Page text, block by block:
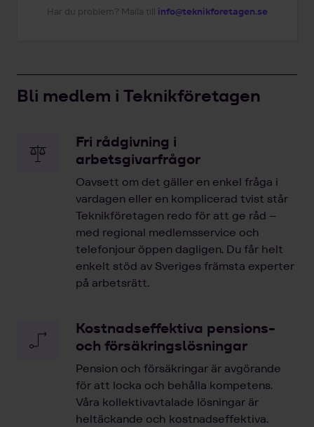
Har du problem? Maila till info@teknikforetagen.se
Bli medlem i Teknikföretagen
Fri rådgivning i
arbetsgivarfrågor
Oavsett om det gäller en enkel fråga i
vardagen eller en komplicerad tvist står
Teknikföretagen redo för att ge råd –
med regional medlemsservice och
telefonjour öppen dagligen. Du får helt
enkelt stöd av Sveriges främsta experter
på arbetsrätt.
Kostnadseffektiva pensions-
och försäkringslösningar
Pension och försäkringar är avgörande
för att locka och behålla kompetens.
Våra kollektivavtalade lösningar är
heltäckande och kostnadseffektiva.